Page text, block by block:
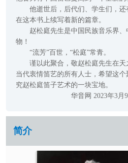
他逝世后，后代们、学生们，还
在这本书上续写着新的篇章。
赵松庭先生是中国民族音乐界、
物！
“流芳”百世，“松庭”常青。
谨以此聚合，敬赵松庭先生在天
当代衷情笛艺的所有人士，希望这
究赵松庭笛子艺术的一块宝地。
华音网 2023年3月9
简介